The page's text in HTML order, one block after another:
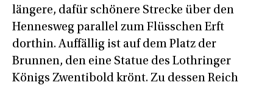
längere, dafür schönere Strecke über den
Hennesweg parallel zum Flüsschen Erft
dorthin. Auffällig ist auf dem Platz der
Brunnen, den eine Statue des Lothringer
Königs Zwentibold krönt. Zu dessen Reich